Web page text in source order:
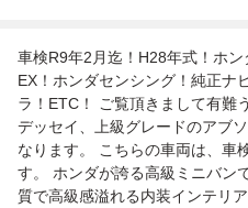
車検R9年2月迄！H28年式！ホ
EX！ホンダセンシング！純正ナ
ラ！ETC！ ご覧頂きまして有難
デッセイ、上級グレードのアブ
なります。 こちらの車両は、車
す。 ホンダが誇る高級ミニバン
質で高級感溢れる内装インテリ